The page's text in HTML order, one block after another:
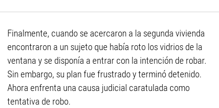
Finalmente, cuando se acercaron a la segunda vivienda
encontraron a un sujeto que había roto los vidrios de la
ventana y se disponía a entrar con la intención de robar.
Sin embargo, su plan fue frustrado y terminó detenido.
Ahora enfrenta una causa judicial caratulada como
tentativa de robo.